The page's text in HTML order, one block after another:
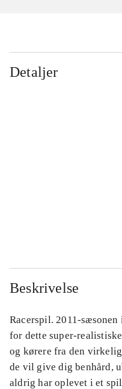
Detaljer
Beskrivelse
Racerspil. 2011-sæsonen
for dette super-
og kørere fra den
de vil give dig benhård,
aldrig har oplevet i et